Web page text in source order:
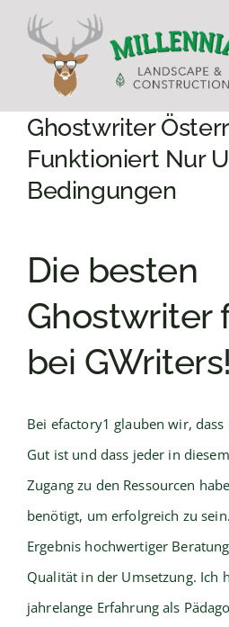
Home
Ghostwriter
Funktioniert Nur
Bedingungen
Die besten
Ghostwriter
bei
Bei efactory1 glauben wir,
Gut ist und dass jeder in
Zugang zu den Ressourcen
benötigt, um erfolgreich zu
Ergebnis hochwertiger
Qualität in der Umsetzung. Ich
jahrelange Erfahrung als